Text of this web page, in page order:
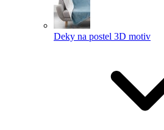
Deky na postel 3D motiv